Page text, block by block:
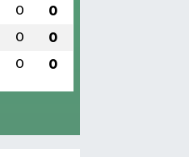
0 0
0 0
0 0